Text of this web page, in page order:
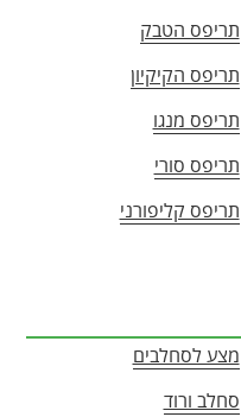
תריפס הטבק
תריפס הקיקיון
תריפס מנגו
תריפס סורי
תריפס קליפורני
מצע לסחלבים
סחלב ורוד